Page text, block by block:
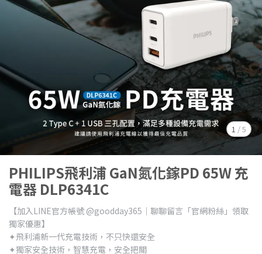
1 /5
PHILIPS飛利浦 GaN氮化鎵PD 65W 充
電器 DLP6341C
【加入LINE官方帳號 @goodday365｜聊聊留言「官網粉絲」領取
獨家優惠】
✦飛利浦新一代充電技術，不只快還安全
✦獨家安全技術，智慧充電，安全把關